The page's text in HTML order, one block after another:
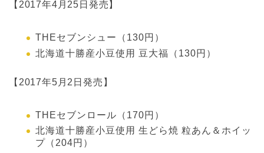
【2017年4月25日発売】
THEセブンシュー（130円）
北海道十勝産小豆使用 豆大福（130円）
【2017年5月2日発売】
THEセブンロール（170円）
北海道十勝産小豆使用 生どら焼 粒あん＆ホイッ
プ（204円）